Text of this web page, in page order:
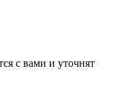
с вами и уточнят